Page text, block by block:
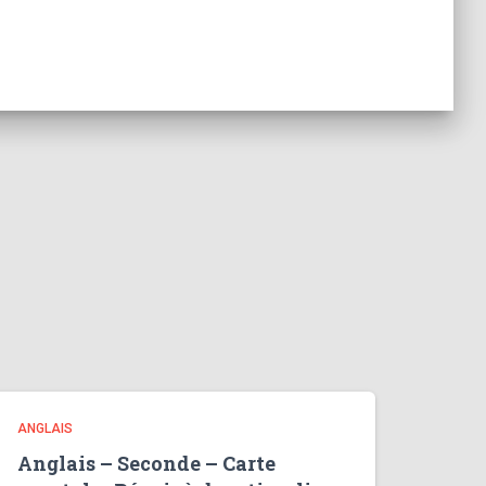
ANGLAIS
Anglais – Seconde – Carte